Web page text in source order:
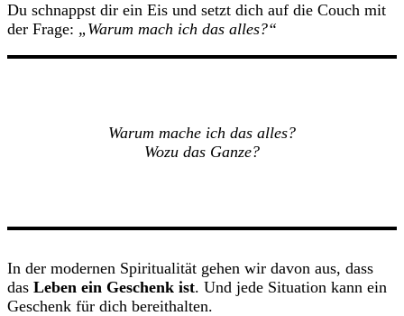
Du schnappst dir ein Eis und setzt dich auf die Couch mit
der Frage: „Warum mach ich das alles?“
Warum mache ich das alles?
Wozu das Ganze?
In der modernen Spiritualität gehen wir davon aus, dass
das Leben ein Geschenk ist. Und jede Situation kann ein
Geschenk für dich bereithalten.